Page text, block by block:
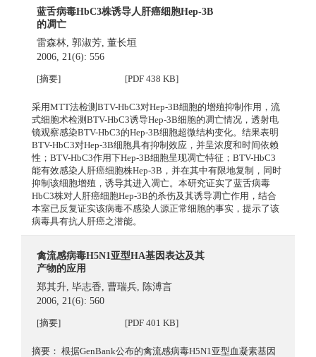
蓝舌病毒HbC3株诱导人肝癌细胞Hep-3B
的凋亡
雷森林,郭淑芳,董长垣
2006, 21(6): 556
[摘要] [PDF 438 KB]
采用MTT法检测BTV-HbC3对Hep-3B细胞的增殖抑制作用，流
式细胞术检测BTV-HbC3诱导Hep-3B细胞的凋亡情况，透射电
镜观察感染BTV-HbC3的Hep-3B细胞超微结构变化。结果表明
BTV-HbC3对Hep-3B细胞具有抑制效应，并呈浓度和时间依赖
性；BTV-HbC3作用下Hep-3B细胞呈现凋亡特征；BTV-HbC3
能有效感染人肝癌细胞株Hep-3B，并在其中有限地复制，同时
抑制该细胞增殖，诱导其进入凋亡。本研究证实了蓝舌病毒
HbC3株对人肝癌细胞Hep-3B的杀伤及其诱导凋亡作用，结合
本室已反复证实该病毒不感染人源正常细胞的事实，提示了该
病毒具有抗人肝癌之潜能。
禽流感病毒H5N1亚型HA基因表达及其
产物的应用
郑其升,毕志香,曹瑞兵, 陈溥言
2006, 21(6): 560
[摘要] [PDF 401 KB]
摘要： 根据GenBank公布的禽流感病毒H5N1亚型血凝素基因